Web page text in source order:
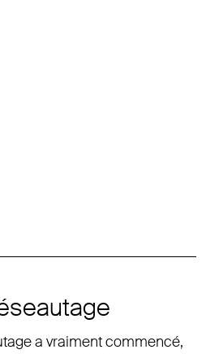
a vraiment commencé,